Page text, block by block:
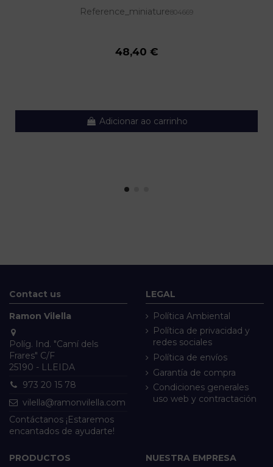
Reference_miniature804669
48,40 €
Adicionar ao carrinho
Contact us
Ramon Vilella
Políg. Ind. "Camí dels
Frares" C/F
25190 - LLEIDA
973 20 15 78
vilella@ramonvilella.com
Contáctanos ¡Estaremos
encantados de ayudarte!
LEGAL
Política Ambiental
Política de privacidad y
redes sociales
Política de envíos
Garantía de compra
Condiciones generales
uso web y contractación
PRODUCTOS NUESTRA EMPRESA